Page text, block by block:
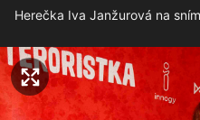
Herečka Iva Janžurová na